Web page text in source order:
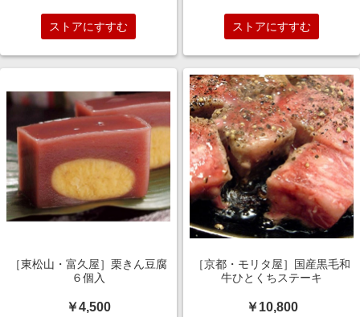
ストアにすすむ ストアにすすむ
［東松山・富久屋］栗きん豆腐
６個入
￥4,500
［京都・モリタ屋］国産黒毛和
牛ひとくちステーキ
￥10,800